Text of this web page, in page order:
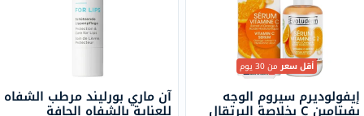
أقل سعرمن 30 يوم
إيفولوديرم سيروم الوجه
بفيتامين C بخلاصة البرتقال
آن ماري بورليند مرطب الشفاه
للعناية بالشفاه الجافة